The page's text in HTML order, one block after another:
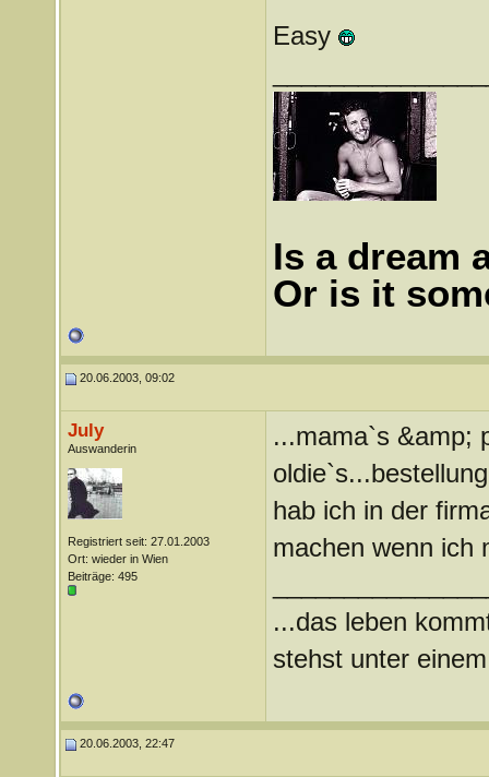
Easy
Is a dream
Or is it
20.06.2003, 09:02
July
Auswanderin
Registriert seit: 27.01.2003
Ort: wieder in Wien
Beiträge: 495
...mama`s &amp;
hab ich in der
machen wenn ich
...das leben
stehst unter
20.06.2003, 22:47